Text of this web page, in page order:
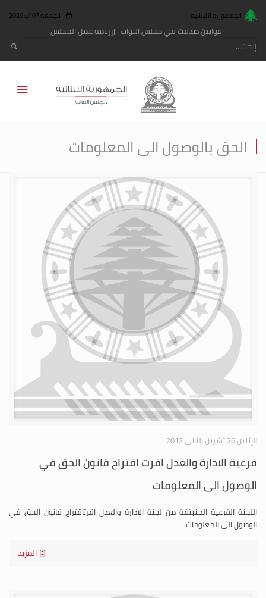
الجمهورية اللبنانية الجمعة 07 آب 2026
قوانين صدقت في مجلس النواب رزنامة عمل المجلس
الحق بالوصول الى المعلومات
الإثنين 26 تشرين الثاني 2012
فرعية الادارة والعدل اقرت اقتراح قانون الحق في
الوصول الى المعلومات
اللجنة الفرعية المنبثقة من لجنة الادارة والعدل اقرتاقتراح قانون الحق في
الوصول الى المعلومات
المزيد